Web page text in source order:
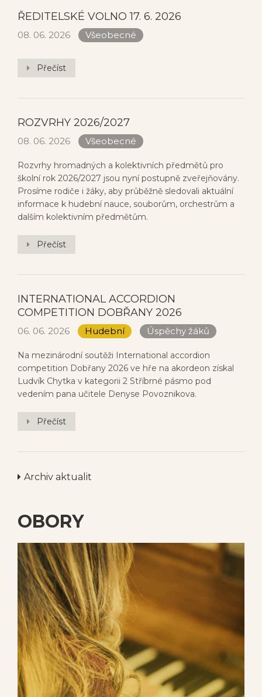
ŘEDITELSKÉ VOLNO 17. 6. 2026
08. 06. 2026 Všeobecné
Přečíst
ROZVRHY 2026/2027
08. 06. 2026 Všeobecné
Rozvrhy hromadných a kolektivních předmětů pro
školní rok 2026/2027 jsou nyní postupně zveřejňovány.
Prosíme rodiče i žáky, aby průběžně sledovali aktuální
informace k hudební nauce, souborům, orchestrům a
dalším kolektivním předmětům.
Přečíst
INTERNATIONAL ACCORDION
COMPETITION DOBŘANY 2026
06. 06. 2026 Hudební Úspěchy žáků
Na mezinárodní soutěži International accordion
competition Dobřany 2026 ve hře na akordeon získal
Ludvík Chytka v kategorii 2 Stříbrné pásmo pod
vedením pana učitele Denyse Povoznikova.
Přečíst
Archiv aktualit
OBORY